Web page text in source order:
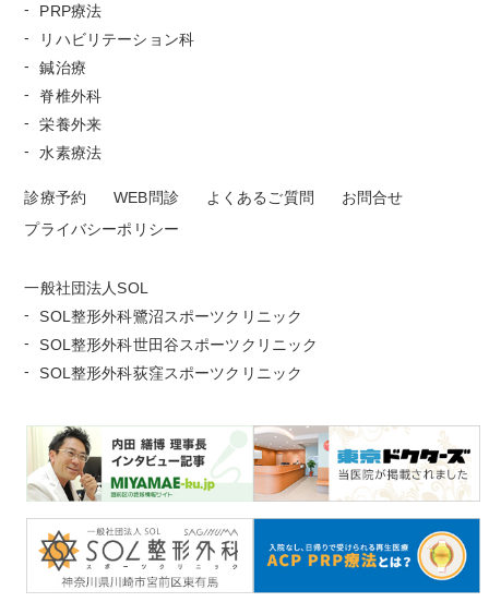
PRP療法
リハビリテーション科
鍼治療
脊椎外科
栄養外来
水素療法
診療予約 WEB問診 よくあるご質問
お問合せ
プライバシーポリシー
一般社団法人SOL
SOL整形外科鷺沼スポーツクリニック
SOL整形外科世田谷スポーツクリニック
SOL整形外科荻窪スポーツクリニック